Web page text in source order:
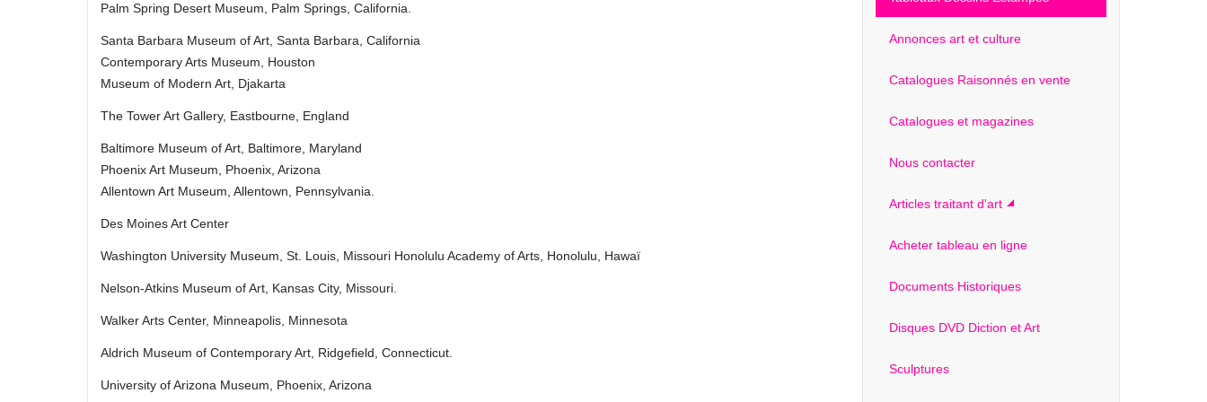
Palm Spring Desert Museum, Palm Springs, California.
Santa Barbara Museum of Art, Santa Barbara, California
Contemporary Arts Museum, Houston
Museum of Modern Art, Djakarta
The Tower Art Gallery, Eastbourne, England
Baltimore Museum of Art, Baltimore, Maryland
Phoenix Art Museum, Phoenix, Arizona
Allentown Art Museum, Allentown, Pennsylvania.
Des Moines Art Center
Washington University Museum, St. Louis, Missouri Honolulu Academy of Arts, Honolulu, Hawaï
Nelson-Atkins Museum of Art, Kansas City, Missouri.
Walker Arts Center, Minneapolis, Minnesota
Aldrich Museum of Contemporary Art, Ridgefield, Connecticut.
University of Arizona Museum, Phoenix, Arizona
Annonces art et culture
Catalogues Raisonnés en vente
Catalogues et magazines
Nous contacter
Articles traitant d'art
Acheter tableau en ligne
Documents Historiques
Disques DVD Diction et Art
Sculptures